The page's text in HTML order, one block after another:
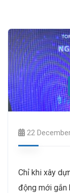
22
Chỉ khi xây
động mới gắn